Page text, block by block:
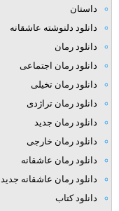
داستان
دانلود دلنوشته عاشقانه
دانلود رمان
دانلود رمان اجتماعی
دانلود رمان تخیلی
دانلود رمان تراژدی
دانلود رمان جدید
دانلود رمان خارجی
دانلود رمان عاشقانه
دانلود رمان عاشقانه جدید
دانلود کتاب